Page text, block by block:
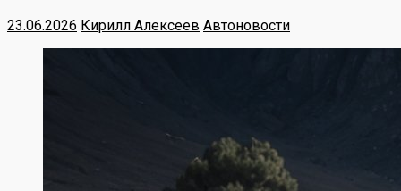
23.06.2026 Кирилл Алексеев Автоновости